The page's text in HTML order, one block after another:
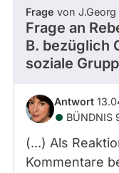
Frage von J.Georg
Frage an
B. bezüglich
soziale
Antwort
BÜNDNIS
(...) Als
Kommentare